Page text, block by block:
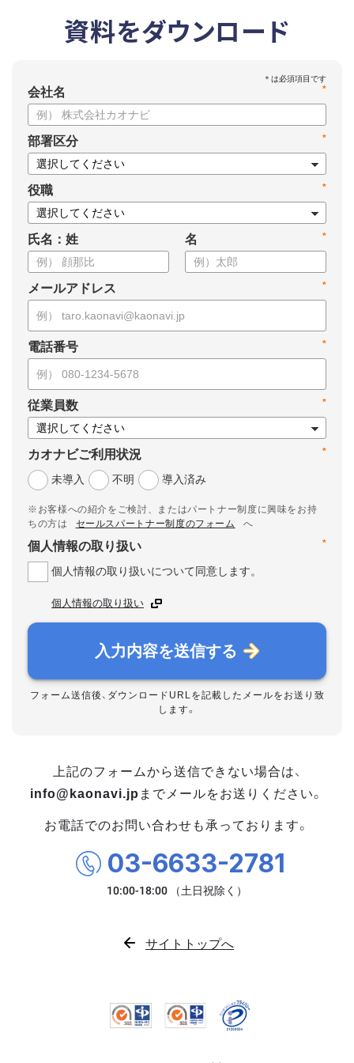
資料をダウンロード
*
会社名
*
部署区分
*
役職
氏名：姓 *
名
*
メールアドレス
*
電話番号
*
従業員数
*
カオナビご利用状況
未導入
不明 導入済み
※お客様への紹介をご検討、またはパートナー制度に興味をお持
ちの方は
セールスパートナー制度のフォーム
へ
*
個人情報の取り扱い
個人情報の取り扱いについて同意します。
個人情報の取り扱い
入力内容を送信する
フォーム送信後、ダウンロードURLを記載したメールをお送り致
します。
上記のフォームから送信できない場合は、
info@kaonavi.jp までメールをお送りください。
お電話でのお問い合わせも承っております。
03-6633-2781
サイトトップへ